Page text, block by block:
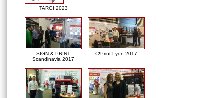
TARGI 2023
SIGN & PRINT
Scandinavia 2017
C!Print Lyon 2017